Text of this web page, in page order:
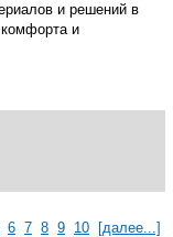
и решений в
комфорта и
6 7 8 9 10 [далее...]